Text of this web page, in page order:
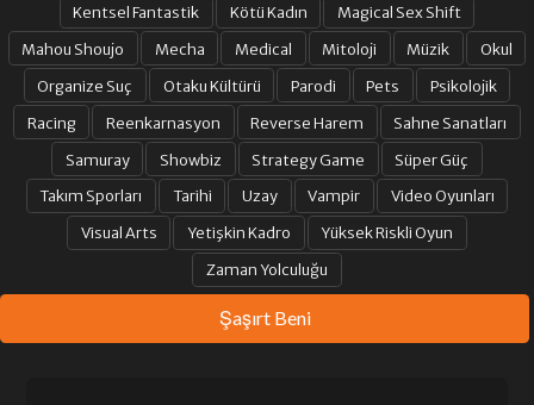
Kentsel Fantastik
Kötü Kadın
Magical Sex Shift
Mahou Shoujo
Mecha Medical Mitoloji Müzik
Okul
Organize Suç
Otaku Kültürü Parodi Pets
Psikolojik
Racing
Reenkarnasyon Reverse Harem
Sahne Sanatları
Samuray
Showbiz Strategy Game
Süper Güç
Takım Sporları
Tarihi Uzay Vampir
Video Oyunları
Visual Arts
Yetişkin Kadro
Yüksek Riskli Oyun
Zaman Yolculuğu
Şaşırt Beni